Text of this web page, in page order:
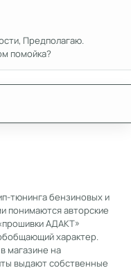
Предполагаю.
помойка?
тюнинга бензиновых и
понимаются авторские
АДАКТ»
характер.
магазине на
выдают собственные